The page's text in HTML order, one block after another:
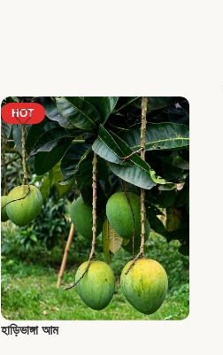
HOT
হাড়িভাঙ্গা আম